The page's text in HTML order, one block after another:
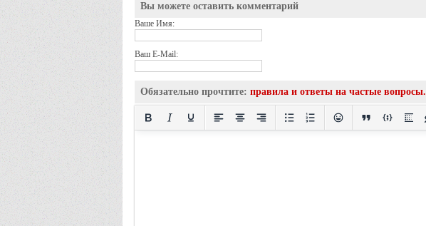
Вы можете оставить комментарий
Ваше Имя:
Ваш E-Mail:
Обязательно прочтите: правила и ответы на частые вопросы.